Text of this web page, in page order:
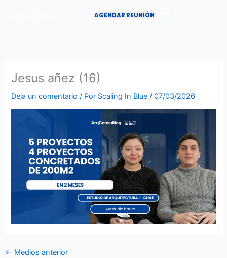
AGENDAR REUNIÓN
Jesus añez (16)
Deja un comentario / Por Scaling In Blue/07/03/2026
← Medios anterior